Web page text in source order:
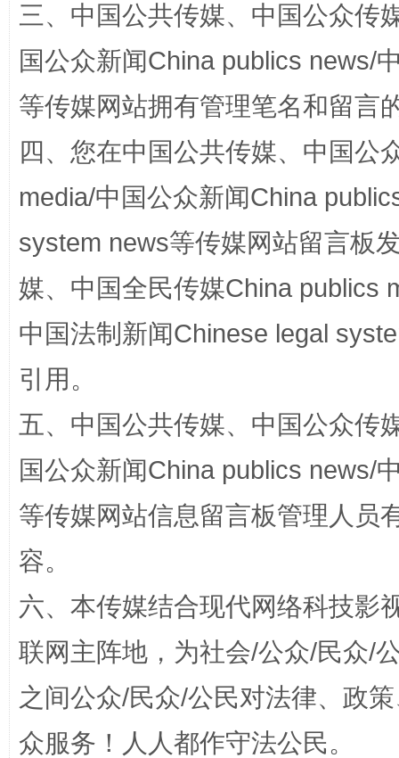
站台名比不上好声名
漫山遍野的桃花与雪山、麦地、白藏房 除
招工难、用工荒背后
三、中国公共传媒、中国公众传
国公众新闻China publics news/
等传媒网站拥有管理笔名和留言
四、您在中国公共传媒、中国公
media/中国公众新闻China
system news等传媒网站留言板
媒、中国全民传媒China publics
中国法制新闻Chinese legal
引用。
五、中国公共传媒、中国公众传
国公众新闻China publics news/
等传媒网站信息留言板管理人员
容。
六、本传媒结合现代网络科技影
联网主阵地，为社会/公众/民众/
之间公众/民众/公民对法律、政
众服务！人人都作守法公民。